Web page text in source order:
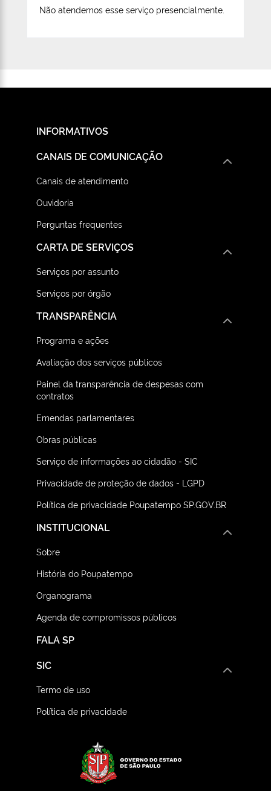
Não atendemos esse serviço presencialmente.
INFORMATIVOS
CANAIS DE COMUNICAÇÃO
Canais de atendimento
Ouvidoria
Perguntas frequentes
CARTA DE SERVIÇOS
Serviços por assunto
Serviços por órgão
TRANSPARÊNCIA
Programa e ações
Avaliação dos serviços públicos
Painel da transparência de despesas com
contratos
Emendas parlamentares
Obras públicas
Serviço de informações ao cidadão - SIC
Privacidade de proteção de dados - LGPD
Política de privacidade Poupatempo SP.GOV.BR
FALA SP
INSTITUCIONAL
Sobre
História do Poupatempo
Organograma
Agenda de compromissos públicos
SIC
Termo de uso
Política de privacidade